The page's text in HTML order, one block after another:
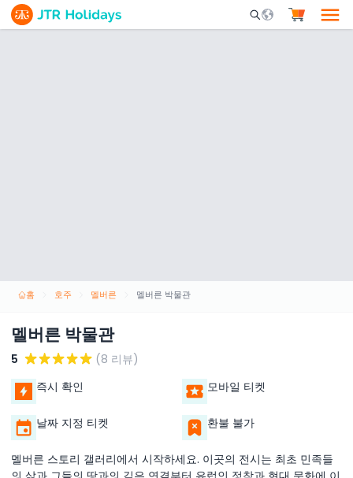
Mobile Search
홈 호주 멜버른 멜버른 박물관
멜버른 박물관
5
(8 리뷰)
즉시 확인
모바일 티켓
날짜 지정 티켓 환불 불가
멜버른 스토리 갤러리에서 시작하세요. 이곳의 전시는 최초 민족들